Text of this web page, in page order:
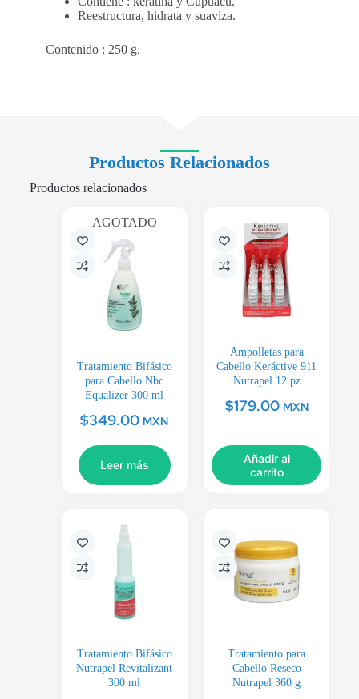
Reestructura, hidrata y suaviza.
Contenido : 250 g.
Productos Relacionados
Productos relacionados
AGOTADO
Tratamiento Bifásico
para Cabello Nbc
Equalizer 300 ml
$349.00 MXN
Leer más
Ampolletas para
Cabello Keráctive 911
Nutrapel 12 pz
$179.00 MXN
Añadir al
carrito
Tratamiento Bifásico
Nutrapel Revitalizant
300 ml
Tratamiento para
Cabello Reseco
Nutrapel 360 g